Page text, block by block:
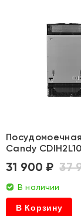
Candy
31 900 ₽ 37
В наличии
В Корзину